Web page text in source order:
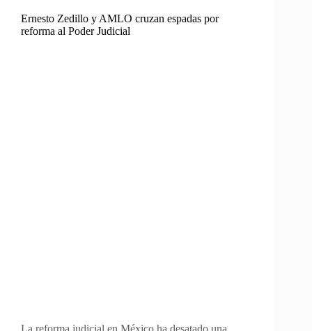
Ernesto Zedillo y AMLO cruzan espadas por
reforma al Poder Judicial
La reforma judicial en México ha desatado una